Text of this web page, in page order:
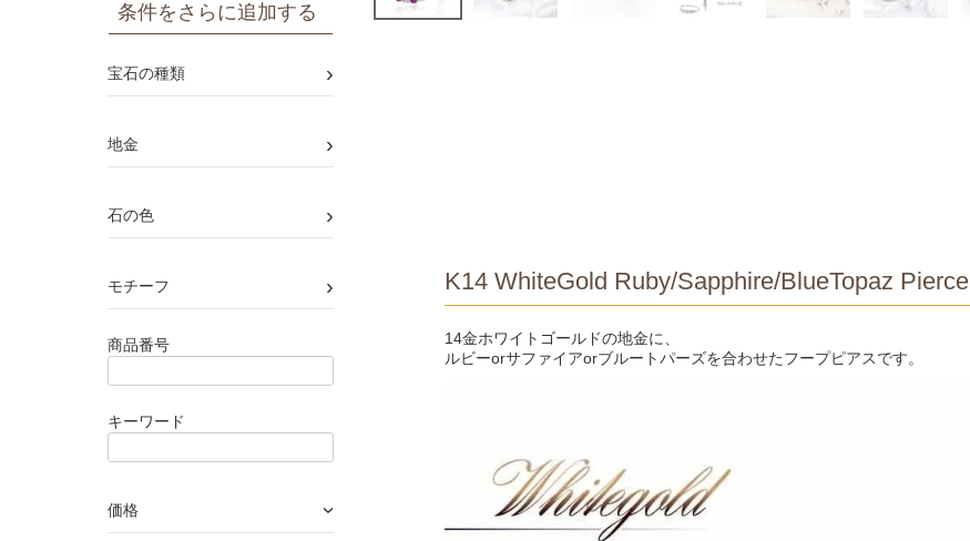
条件をさらに追加する
宝石の種類 ›
地金 ›
石の色 ›
モチーフ ›
商品番号
キーワード
価格 ›
K14 WhiteGold Ruby/Sapphire/BlueTopaz Pierce
14金ホワイトゴールドの地金に、
ルビーorサファイアorブルートパーズを合わせたフープピアスです。